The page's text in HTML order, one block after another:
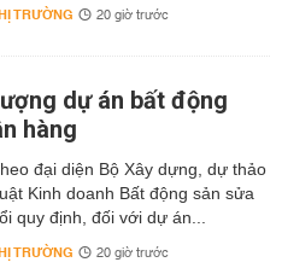
TRƯỜNG 20 giờ trước
dự án bất động
hàng
đại diện Bộ Xây dựng, dự thảo
Kinh doanh Bất động sản sửa
quy định, đối với dự án...
TRƯỜNG 20 giờ trước